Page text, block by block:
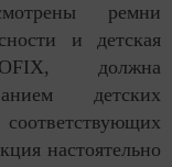
ремни
и детская
должна
детских
настоятельно